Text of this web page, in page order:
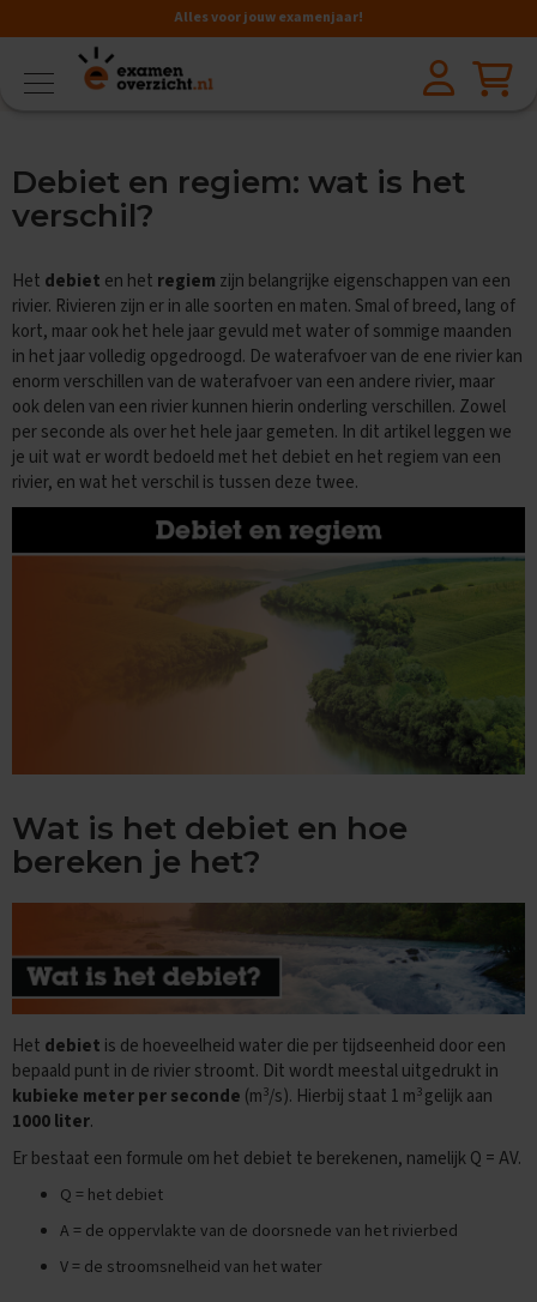
Alles voor jouw examenjaar!
VMBO
a
k
A
a
r
d
r
j
k
s
k
n
t
s
O
e
n
e
x
m
e
n
s
B
o
l
g
Debiet en regiem: wat is het
verschil?
Het debiet en het regiem zijn belangrijke eigenschappen van een
rivier. Rivieren zijn er in alle soorten en maten. Smal of breed, lang of
kort, maar ook het hele jaar gevuld met water of sommige maanden
in het jaar volledig opgedroogd. De waterafvoer van de ene rivier kan
enorm verschillen van de waterafvoer van een andere rivier, maar
ook delen van een rivier kunnen hierin onderling verschillen. Zowel
per seconde als over het hele jaar gemeten. In dit artikel leggen we
je uit wat er wordt bedoeld met het debiet en het regiem van een
rivier, en wat het verschil is tussen deze twee.
Wat is het debiet en hoe
bereken je het?
Het debiet is de hoeveelheid water die per tijdseenheid door een
bepaald punt in de rivier stroomt. Dit wordt meestal uitgedrukt in
kubieke meter per seconde (m3/s). Hierbij staat 1 m3 gelijk aan
1000 liter.
Er bestaat een formule om het debiet te berekenen, namelijk Q = AV.
Q = het debiet
A = de oppervlakte van de doorsnede van het rivierbed
V = de stroomsnelheid van het water